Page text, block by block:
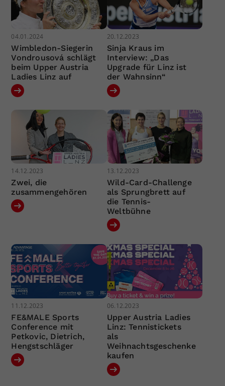
04.01.2024
Wimbledon-Siegerin
Vondrousová schlägt
beim Upper Austria
Ladies Linz auf
20.12.2023
Sinja Kraus im
Interview: „Das
Upgrade für Linz ist
der Wahnsinn“
14.12.2023
Zwei, die
zusammengehören
13.12.2023
Wild-Card-Challenge
als Sprungbrett auf
die Tennis-
Weltbühne
11.12.2023
FE&MALE Sports
Conference mit
Petkovic, Dietrich,
Hengstschläger
06.12.2023
Upper Austria Ladies
Linz: Tennistickets
als
Weihnachtsgeschenke
kaufen